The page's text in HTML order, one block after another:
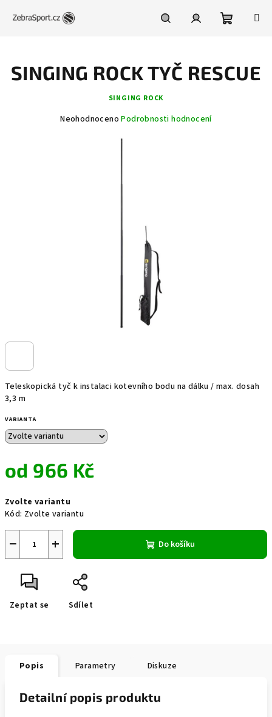
košík
Teleskopická tyč k instalaci kotevního bodu na dálku / max. dosah
3,3 m
VARIANTA
od 966 Kč
cena:
Zvolte variantu
Kód: Zvolte variantu
+
− Do košíku
Zeptat se Sdílet
SINGING ROCK TYČ RESCUE
SINGING ROCK
Průměrné
Neohodnoceno Podrobnosti hodnocení
Popis Parametry Diskuze
Detailní popis produktu